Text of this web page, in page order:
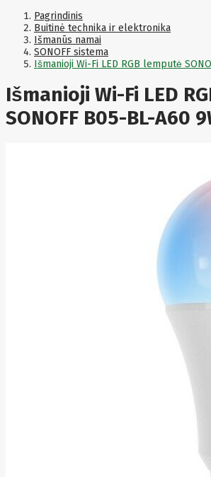
Apc
Apollo
Apple
Aqara
Arctic
ArtAsm
ASM
Asrock
Pagrindinis
Buitinė technika ir elektronika
Išmanūs namai
SONOFF sistema
Išmanioji Wi-Fi LED RGB lemputė
Išmanioji Wi-Fi LED
SONOFF B05-BL-A60